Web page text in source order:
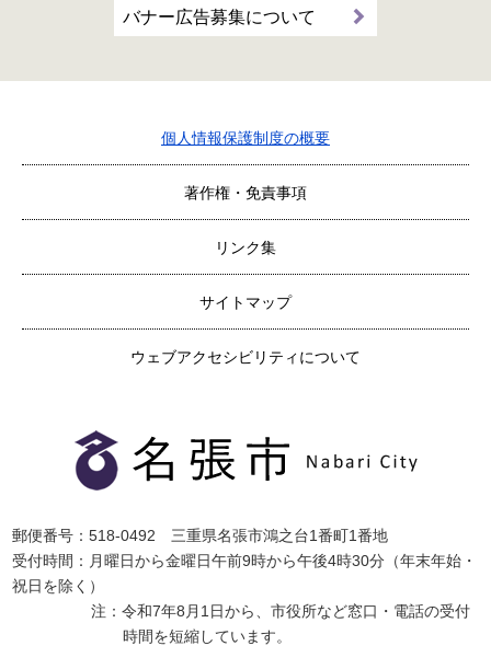
バナー広告募集について
個人情報保護制度の概要
著作権・免責事項
リンク集
サイトマップ
ウェブアクセシビリティについて
郵便番号：518-0492 三重県名張市鴻之台1番町1番地
受付時間：月曜日から金曜日午前9時から午後4時30分（年末年始・
祝日を除く）
注：令和7年8月1日から、市役所など窓口・電話の受付
時間を短縮しています。